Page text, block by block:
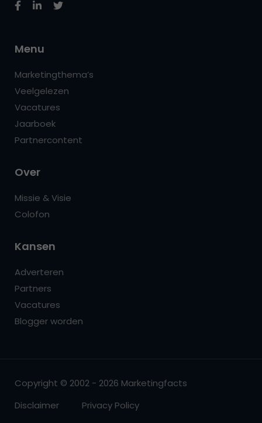
Menu
Marketingthema’s
Veelgelezen
Vacatures
Jaarboek
Partnercontent
Over
Missie & Visie
Colofon
Kansen
Adverteren
Partners
Vacatures
Blogger worden
Copyright © 2002 - 2026 Marketingfacts
Disclaimer
Privacy Policy